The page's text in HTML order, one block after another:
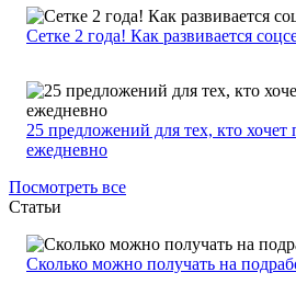
Сетке 2 года! Как развивается
25 предложений для тех, кто
ежедневно
Посмотреть все
Статьи
Сколько можно получать на